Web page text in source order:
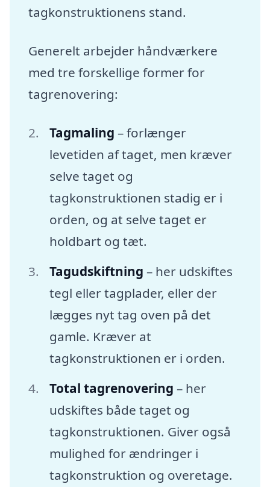
tagkonstruktionens stand.
Generelt arbejder håndværkere
med tre forskellige former for
tagrenovering:
Tagmaling – forlænger
levetiden af taget, men kræver
selve taget og
tagkonstruktionen stadig er i
orden, og at selve taget er
holdbart og tæt.
Tagudskiftning – her udskiftes
tegl eller tagplader, eller der
lægges nyt tag oven på det
gamle. Kræver at
tagkonstruktionen er i orden.
Total tagrenovering – her
udskiftes både taget og
tagkonstruktionen. Giver også
mulighed for ændringer i
tagkonstruktion og overetage.